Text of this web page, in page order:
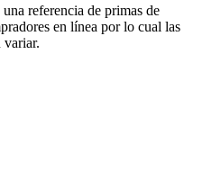
referencia de primas de
en línea por lo cual las
variar.